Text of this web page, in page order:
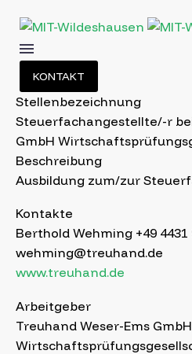
KONTAKT
Stellenbezeichnung
Steuerfachangestellte/-r
GmbH
Beschreibung
Ausbildung zum/zur
Kontakte
Berthold Wehming +49 4431
wehming@treuhand.de
www.treuhand.de
Arbeitgeber
Treuhand Weser-Ems GmbH